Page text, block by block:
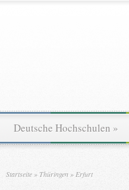
Deutsche Hochschulen »
Startseite » Thüringen » Erfurt